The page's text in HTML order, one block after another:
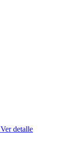
Ver detalle